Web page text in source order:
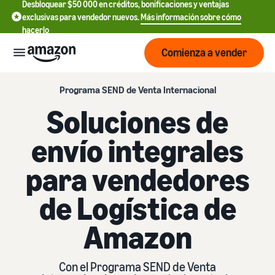
Desbloquear $50 000 en créditos, bonificaciones y ventajas
exclusivas para vendedor nuevos.Más información sobre cómo
hacerlo
Empezar
Comienza
a vender
Más información sobre
cómo vender
Obtén una descripción
general de cómo vender en
Registrarse como
Precios
Revisa
tarifas
costos
Tarifas de venta
Marcas
Crea y
Servicios
Programas
Recursos
English
Español
Comienza a vender
Programa SEND de Venta Internacional
Soluciones de
envío integrales
para vendedores
de Logística de
Amazon
Con el Programa SEND de Venta